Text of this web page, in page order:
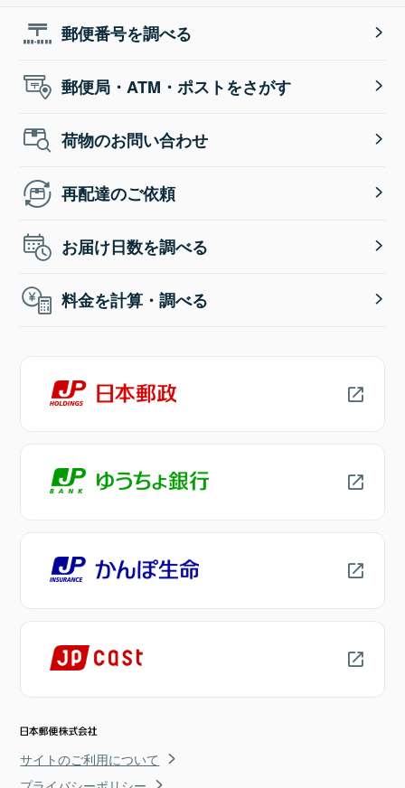
郵便番号を調べる
郵便局・ATM・ポストをさがす
荷物のお問い合わせ
再配達のご依頼
お届け日数を調べる
料金を計算・調べる
サイトのご利用について